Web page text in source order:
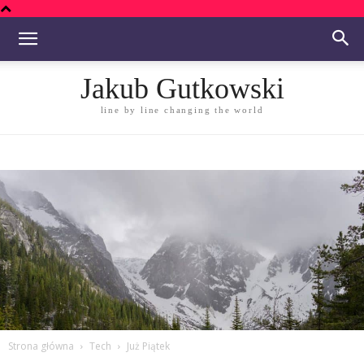
Jakub Gutkowski
line by line changing the world
Strona główna Tech Już Piątek